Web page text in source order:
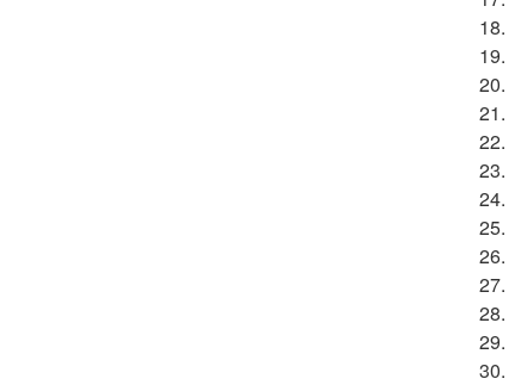
18.
19.
20.
21.
22.
23.
24.
25.
26.
27.
28.
29.
30.